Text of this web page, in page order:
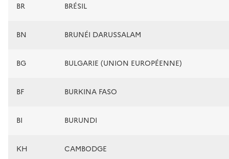
BR BRÉSIL
BN BRUNÉI DARUSSALAM
BG BULGARIE (UNION EUROPÉENNE)
BF BURKINA FASO
BI BURUNDI
KH CAMBODGE